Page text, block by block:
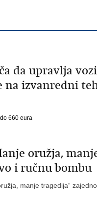
da upravlja
izvanredni
660 eura
oružja,
i ručnu bombu
manje tragedija“